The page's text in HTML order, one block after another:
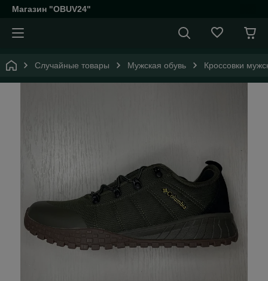
Магазин "OBUV24"
Случайные товары Мужская обувь Кроссовки